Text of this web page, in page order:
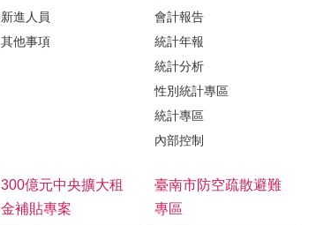
新進人員
其他事項
會計報告
統計年報
統計分析
性別統計專區
統計專區
內部控制
300億元中央擴大租
金補貼專案
臺南市防空疏散避難
專區